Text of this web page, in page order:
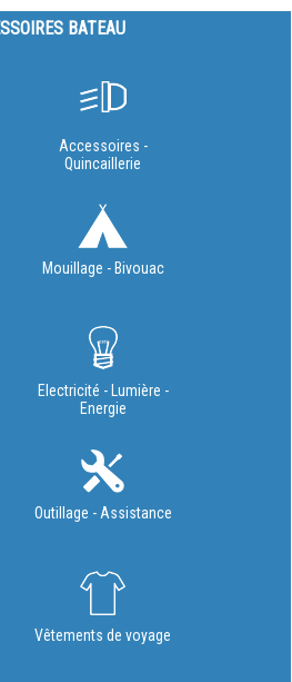
BATEAU
Accessoires -
Quincaillerie
Mouillage - Bivouac
Electricité - Lumière -
Energie
Outillage - Assistance
Vêtements de voyage